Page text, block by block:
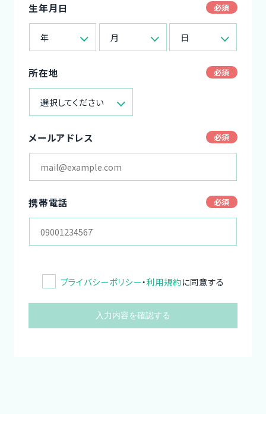
生年月日
年 月 日
所在地
選択してください
メールアドレス
携帯電話
プライバシーポリシー・利用規約に同意する
入力内容を確認する